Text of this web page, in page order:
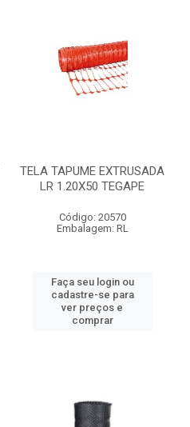
TELA TAPUME EXTRUSADA
LR 1.20X50 TEGAPE
Código: 20570
Embalagem: RL
Faça seu login ou
cadastre-se para
ver preços e
comprar